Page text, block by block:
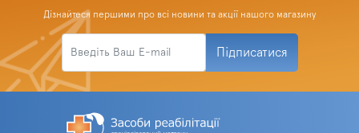
Дізнайтеся першими про всі новини та акції нашого магазину
Підписатися